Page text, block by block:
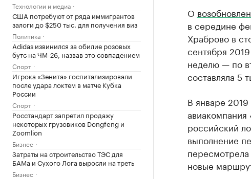
Технологии и медиа
США потребуют от ряда иммигрантов
залоги до $250 тыс. для получения виз
Политика
Adidas извинился за обилие розовых
бутс на ЧМ-26, назвав это совпадением
Спорт
Игрока «Зенита» госпитализировали
после удара локтем в матче Кубка
России
Спорт
Росстандарт запретил продажу
некоторых грузовиков Dongfeng и
Zoomlion
Бизнес
Затраты на строительство ТЭС для
БАМа и Сухого Лога выросли на треть
Бизнес
О
в середине
Храброво в
сентября
неделю — по
составляла 5
В январе 2019
авиакомпания
российский
выполнение
новые